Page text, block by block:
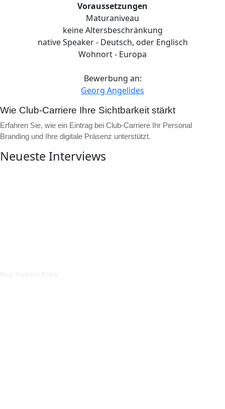
Voraussetzungen
Maturaniveau
keine Altersbeschränkung
native Speaker - Deutsch, oder Englisch
Wohnort - Europa
Bewerbung an:
Georg Angelides
Wie Club-Carriere Ihre Sichtbarkeit stärkt
Erfahren Sie, wie ein Eintrag bei Club-Carriere Ihr Personal
Branding und Ihre digitale Präsenz unterstützt.
▶
Neueste Interviews